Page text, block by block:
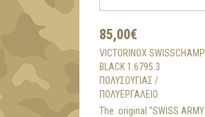
85,00€
VICTORINOX SWISSCHAMP
BLACK 1.6795.3
ΠΟΛΥΣΟΥΓΙΆΣ /
ΠΟΛΥΕΡΓΑΛΕΊΟ
The original "SWISS ARMY